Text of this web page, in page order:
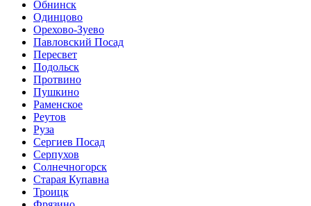
Обнинск
Одинцово
Орехово-Зуево
Павловский Посад
Пересвет
Подольск
Протвино
Пушкино
Раменское
Реутов
Руза
Сергиев Посад
Серпухов
Солнечногорск
Старая Купавна
Троицк